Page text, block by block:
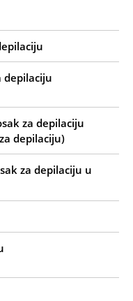
depilaciju
za depilaciju
depilaciju)
za depilaciju u